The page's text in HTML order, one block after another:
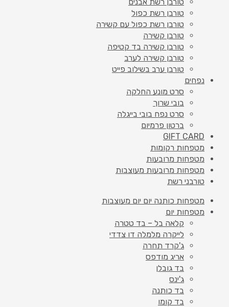
טורבן רשת כפול
טורבן רשת כפול עם קשירה
טורבן קשירה
טורבן קשירה בד קטיפה
טורבן קשירה לערב
טורבן ערב בשילוב פייט
נפחים
סרט מונע החלקה
בובי שרוך
סרט נפח בובי בייגלה
ברטון פרמיום
GIFT CARD
מטפחות רקומות
מטפחות מרובעות
מטפחות מרובעות מעוצבות
טורבני רשת
מטפחות כותנה יום יום מעוצבות
מטפחות יום
קלאה בל – בד טטרה
לייקרה מלמלה דו צדדי
ג'קרד תחרה
אריג מודפס
בד גובלן
ג'ינס
בד כותנה
בד קומו